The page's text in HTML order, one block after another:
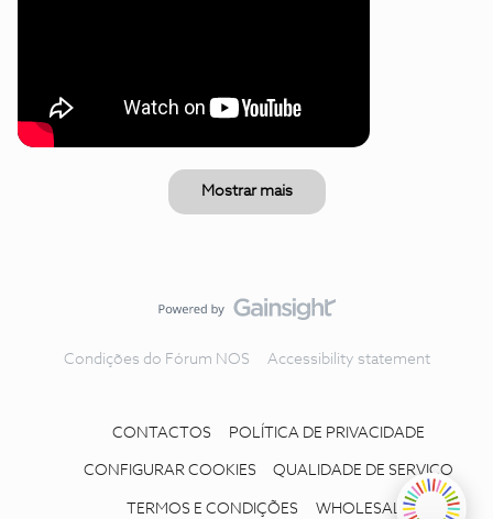
Mostrar mais
Condições do Fórum NOS Accessibility statement
CONTACTOS POLÍTICA DE PRIVACIDADE
CONFIGURAR COOKIES QUALIDADE DE SERVIÇO
TERMOS E CONDIÇÕES WHOLESALE